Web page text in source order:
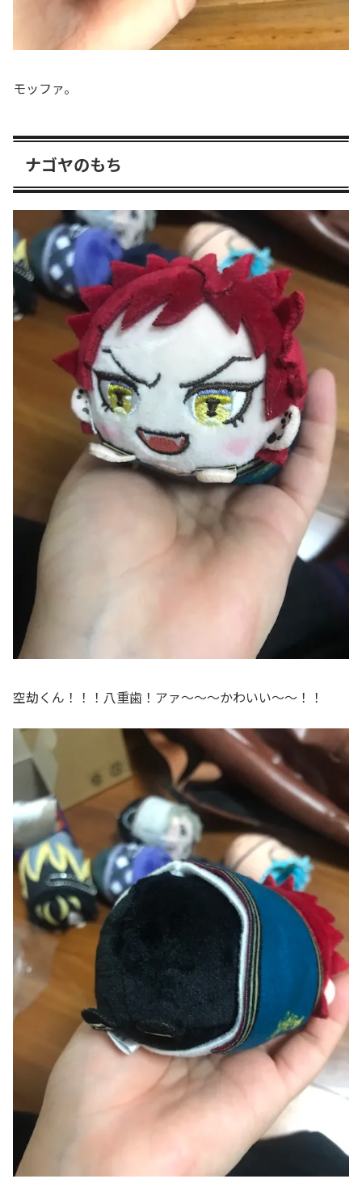
モッファ。
ナゴヤのもち
空劫くん！！！八重歯！アァ～～～かわいい～～！！